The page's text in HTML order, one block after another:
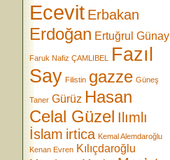
Ecevit Erbakan
Erdoğan Ertuğrul Günay
Faruk Nafiz ÇAMLIBEL
Fazıl
Say Filistin gazze Güneş
Taner Gürüz Hasan
Celal Güzel Ilımlı
İslam irtica Kemal Alemdaroğlu
Kenan Evren Kılıçdaroğlu